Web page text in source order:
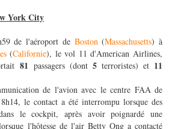
York City
de l'aéroport de Boston(Massachusetts) à
(Californie), le vol 11 d'American Airlines,
81 passagers (dont 5terroristes) et 11
de l'avion avec le centre FAA de
le contact a été interrompu lorsque des
le cockpit, après avoir poignardé une
l'hôtesse de l'air Betty Ong a contacté